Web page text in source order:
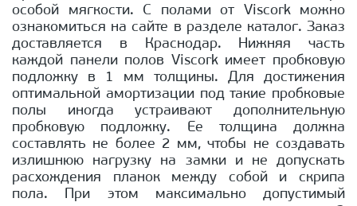
особой мягкости. С полами от Viscork можно
ознакомиться на сайте в разделе каталог. Заказ
доставляется в Краснодар. Нижняя часть
каждой панели полов Viscork имеет пробковую
подложку в 1 мм толщины. Для достижения
оптимальной амортизации под такие пробковые
полы иногда устраивают дополнительную
пробковую подложку. Ее толщина должна
составлять не более 2 мм, чтобы не создавать
излишнюю нагрузку на замки и не допускать
расхождения планок между собой и скрипа
пола. При этом максимально допустимый